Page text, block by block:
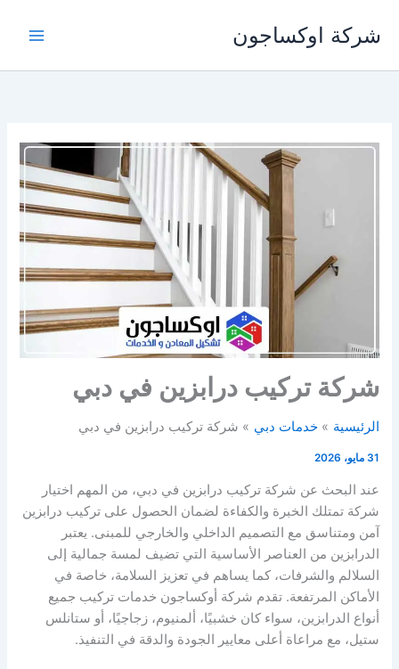
المحتوى
شركة اوكساجون
شركة تركيب درابزين في دبي
الرئيسية خدمات دبي شركة تركيب درابزين في دبي
31 مايو، 2026
عند البحث عن شركة تركيب درابزين في دبي، من المهم اختيار
شركة تمتلك الخبرة والكفاءة لضمان الحصول على تركيب درابزين
آمن ومتناسق مع التصميم الداخلي والخارجي للمبنى. يعتبر
الدرابزين من العناصر الأساسية التي تضيف لمسة جمالية إلى
السلالم والشرفات، كما يساهم في تعزيز السلامة، خاصة في
الأماكن المرتفعة. تقدم شركة أوكساجون خدمات تركيب جميع
أنواع الدرابزين، سواء كان خشبيًا، ألمنيوم، زجاجيًا، أو ستانلس
ستيل، مع مراعاة أعلى معايير الجودة والدقة في التنفيذ.